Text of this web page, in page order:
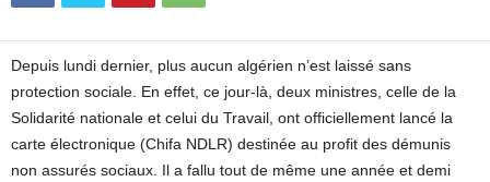
Depuis lundi dernier, plus aucun algérien n’est laissé sans
protection sociale. En effet, ce jour-là, deux ministres, celle de la
Solidarité nationale et celui du Travail, ont officiellement lancé la
carte électronique (Chifa NDLR) destinée au profit des démunis
non assurés sociaux. Il a fallu tout de même une année et demi